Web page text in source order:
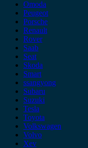
Omoda
Peugeot
Porsche
Renault
Rover
Saab
Seat
Skoda
Smart
ssangyong
Subaru
Suzuki
Tesla
Toyota
Volkswagen
Volvo
Xev